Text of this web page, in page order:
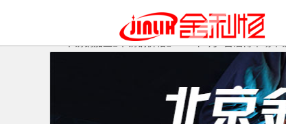
不锈钢价格